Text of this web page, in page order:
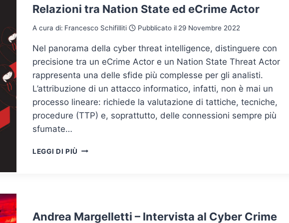
Relazioni tra Nation State ed eCrime Actor
A cura di: Francesco Schifilliti Pubblicato il 29 Novembre 2022
Nel panorama della cyber threat intelligence, distinguere con
precisione tra un eCrime Actor e un Nation State Threat Actor
rappresenta una delle sfide più complesse per gli analisti.
L’attribuzione di un attacco informatico, infatti, non è mai un
processo lineare: richiede la valutazione di tattiche, tecniche,
procedure (TTP) e, soprattutto, delle connessioni sempre più
sfumate…
LEGGI DI PIÙ RELAZIONI
ACTOR
Andrea Margelletti – Intervista al Cyber Crime